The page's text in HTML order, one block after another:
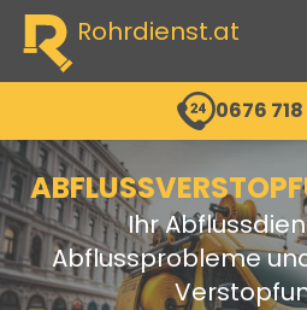
Rohrdienst.at
0676
Ihr
Abflussprobleme